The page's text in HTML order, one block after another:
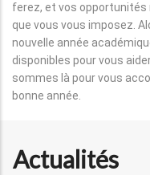
ferez, et vos
que vous vous imposez.
nouvelle année
disponibles pour vous
sommes là pour vous
bonne année.
Actualités